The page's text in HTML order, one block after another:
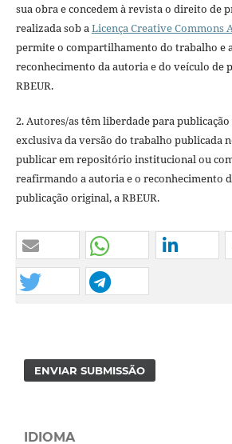
sua obra e concedem à revista o direito de
realizada sob aLicença Creative
permite o compartilhamento do trabalho e
reconhecimento da autoria e do veículo de
RBEUR.
2. Autores/as têm liberdade para
exclusiva da versão do trabalho publicada
publicar em repositório institucional ou
reafirmando a autoria e o reconhecimento
publicação original, a RBEUR.
ENVIAR SUBMISSÃO
IDIOMA